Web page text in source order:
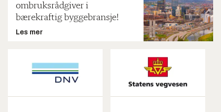
ombruksrådgiver i
bærekraftig byggebransje!
Les mer